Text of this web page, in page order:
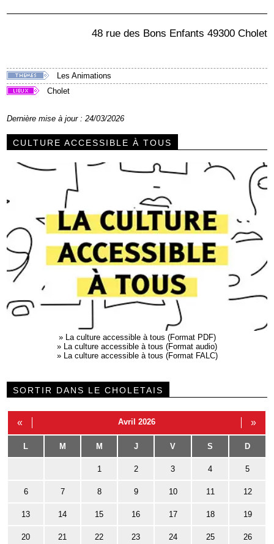
48 rue des Bons Enfants 49300 Cholet
Les Animations
Cholet
Dernière mise à jour : 24/03/2026
CULTURE ACCESSIBLE À TOUS
» La culture accessible à tous (Format PDF)
» La culture accessible à tous (Format audio)
» La culture accessible à tous (Format FALC)
SORTIR DANS LE CHOLETAIS
« Avril 2026 »
L M M J V S D
1 2 3 4 5
6 7 8 9 10 11 12
13 14 15 16 17 18 19
20 21 22 23 24 25 26